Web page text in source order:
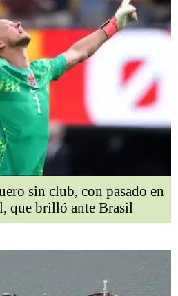
sin club, con pasado en
que brilló ante Brasil